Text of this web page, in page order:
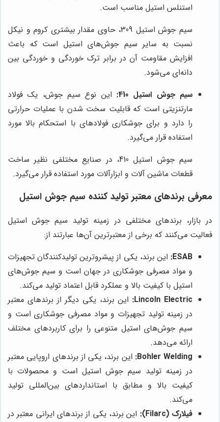
استنلس استیل مناسب است.
سیم جوش استیل 309، حاوی مقدار بیشتری کروم و نیکل
نسبت به سایر سیم جوش‌های استیل است که باعث
افزایش مقاومت آن در برابر ترک خوردگی و خوردگی بین
دانه‌ای می‌شود.
سیم جوش استیل 410:
این نوع سیم جوش، یک فولاد
مارتنزیتی است که قابلیت سخت شدن با عملیات حرارتی
را دارد و برای جوشکاری فولادهای با استحکام بالا مورد
استفاده قرار می‌گیرد.
سیم جوش استیل 410، در صنایع مختلفی نظیر ساخت
قطعات ماشین آلات و ابزارآلات مورد استفاده قرار می‌گیرد.
معرفی برندهای معتبر تولید کننده سیم جوش استیل
در بازار، برندهای مختلفی در زمینه تولید سیم جوش استیل
فعالیت می‌کنند که برخی از معتبرترین آن‌ها عبارتند از:
ESAB: این برند، یکی از پیشروترین تولیدکنندگان تجهیزات
و مواد مصرفی جوشکاری در جهان است و سیم جوش‌های
استیل با کیفیت بالا و عملکرد قابل اعتماد تولید می‌کند.
Lincoln Electric: این برند، یکی دیگر از برندهای معتبر
در زمینه تولید تجهیزات و مواد مصرفی جوشکاری است و
سیم جوش‌های استیل متنوعی را برای کاربردهای مختلف
ارائه می‌دهد.
Bohler Welding: این برند، یکی از برندهای اروپایی معتبر
در زمینه تولید سیم جوش استیل است و محصولات با
کیفیت بالا و مطابق با استانداردهای بین‌المللی تولید
می‌کند.
فیلارک (Filarc):
این برند، یکی از برندهای ایرانی معتبر در